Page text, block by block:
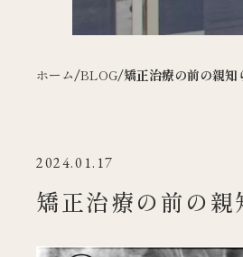
ホーム/BLOG/矯正治療の前の親知
2024.01.17
矯正治療の前の親